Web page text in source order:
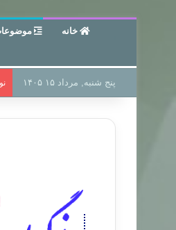
خانه
پنج شنبه, مرداد ۱۵ ۱۴۰۵